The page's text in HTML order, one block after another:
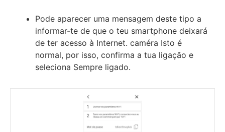
Pode aparecer uma mensagem deste tipo a
informar-te de que o teu smartphone deixará
de ter acesso à Internet. caméra Isto é
normal, por isso, confirma a tua ligação e
seleciona Sempre ligado.